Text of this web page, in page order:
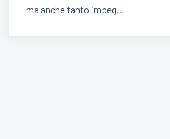
ma anche tanto impeg…